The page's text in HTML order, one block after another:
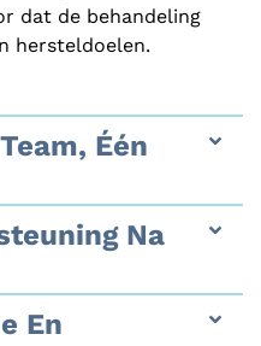
dat de behandeling
hersteldoelen.
Één
Na
En